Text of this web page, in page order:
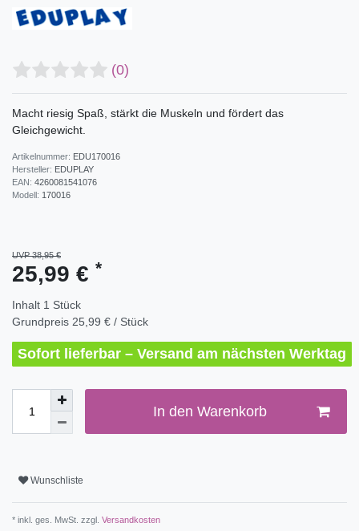
(0)
Macht riesig Spaß, stärkt die Muskeln und fördert das
Gleichgewicht.
Artikelnummer: EDU170016
Hersteller: EDUPLAY
EAN: 4260081541076
Modell: 170016
UVP 38,95 €
25,99 € *
Inhalt 1 Stück
Grundpreis 25,99 € / Stück
Sofort lieferbar – Versand am nächsten Werktag
In den Warenkorb
Wunschliste
* inkl. ges. MwSt. zzgl. Versandkosten